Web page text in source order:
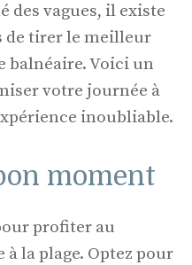
des vagues, il existe
de tirer le meilleur
balnéaire. Voici un
votre journée à
inoubliable.
moment
profiter au
la plage. Optez pour